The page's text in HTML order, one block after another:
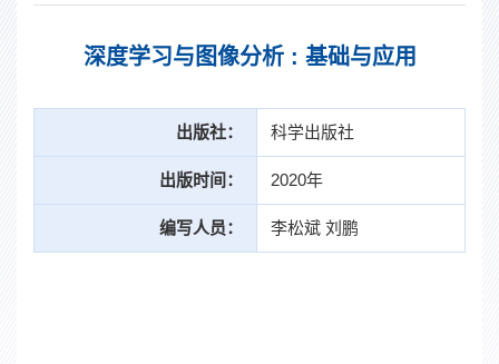
深度学习与图像分析 : 基础与应用
出版社： 科学出版社
出版时间： 2020年
编写人员： 李松斌 刘鹏